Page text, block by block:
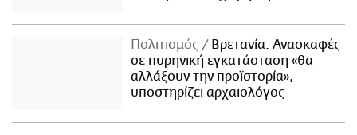
Πολιτισμός
Βρετανία: Ανασκαφές
σε πυρηνική εγκατάσταση «θα
αλλάξουν την προϊστορία»,
υποστηρίζει αρχαιολόγος